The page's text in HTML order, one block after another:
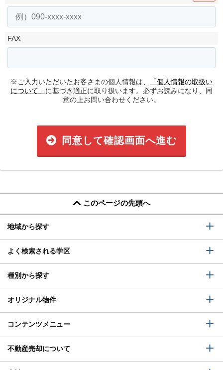
FAX
※ご入力いただいたお客さまの個人情報は、
「個人情報の取扱い
について」 に基づき適正に取り扱います。必ずお読みになり、同
意の上お問い合わせください。
同意して確認画面へ進む
このページの先頭へ
地域から探す
よく検索される学区
種別から探す
オリジナル物件
コンテンツメニュー
不動産売却について